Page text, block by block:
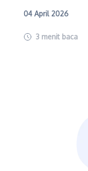
04 April 2026
3 menit baca